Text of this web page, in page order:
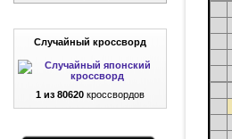
Случайный кроссворд
1 из 80620 кроссвордов